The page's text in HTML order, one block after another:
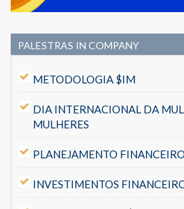
PALESTRAS IN COMPANY
METODOLOGIA $IM
DIA INTERNACIONAL DA
MULHERES
PLANEJAMENTO
INVESTIMENTOS